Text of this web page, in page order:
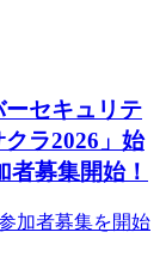
セキュリテ
ラ2026」始
募集開始！
加者募集を開始